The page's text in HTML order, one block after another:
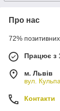
Про нас
72% позитивних
Працює з
м. Львів
вул.
Контакти